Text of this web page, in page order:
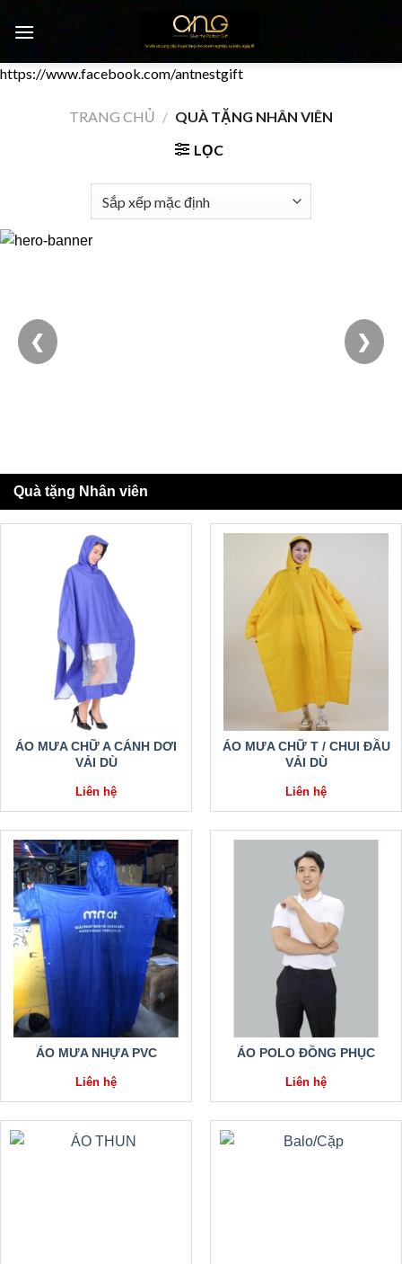
đến
dung
https://www.facebook.com/antnestgift
TRANG CHỦ / QUÀ TẶNG NHÂN VIÊN
LỌC
❮ ❯
Quà tặng Nhân viên
ÁO MƯA CHỮ A CÁNH DƠI
VẢI DÙ
Liên hệ
ÁO MƯA CHỮ T / CHUI ĐẦU
VẢI DÙ
Liên hệ
ÁO MƯA NHỰA PVC
Liên hệ
ÁO POLO ĐỒNG PHỤC
Liên hệ